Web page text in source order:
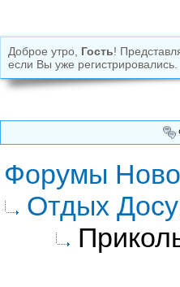
Доброе утро, Гость!
если Вы уже регистрировались.
Форумы
Отдых